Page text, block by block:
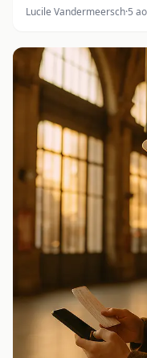
Lucile Vandermeersch·5